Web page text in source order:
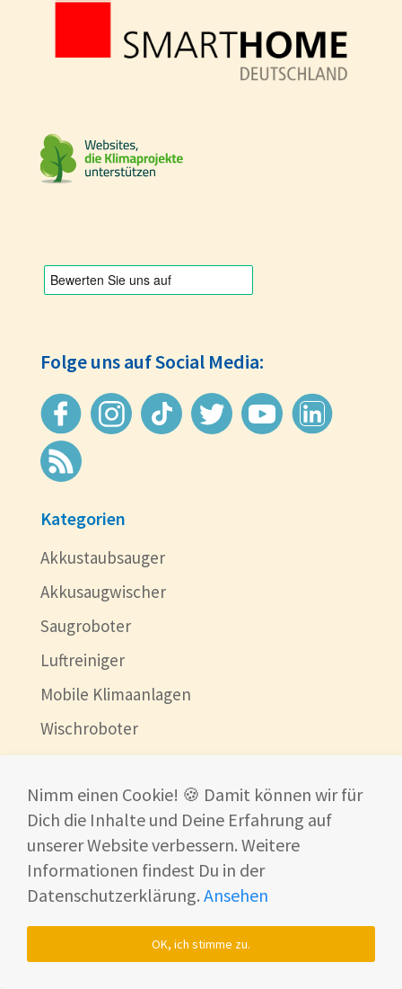
Folge uns auf Social Media:
Kategorien
Akkustaubsauger
Akkusaugwischer
Saugroboter
Luftreiniger
Mobile Klimaanlagen
Wischroboter
Fensterroboter
Smartwatch
Drohnen
Balkonkraftwerk
Über uns
Haarstyler
Smart Home Systeme
Nimm einen Cookie! 🍪 Damit können wir für
Dich die Inhalte und Deine Erfahrung auf
unserer Website verbessern. Weitere
Informationen findest Du in der
Datenschutzerklärung. Ansehen
OK, ich stimme zu.